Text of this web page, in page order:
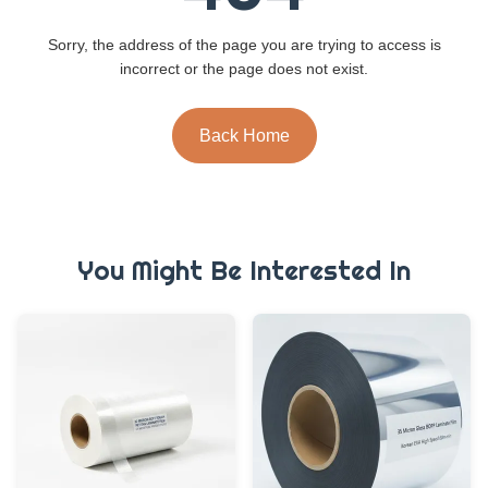
Sorry, the address of the page you are trying to access is
incorrect or the page does not exist.
Back Home
You Might Be Interested In